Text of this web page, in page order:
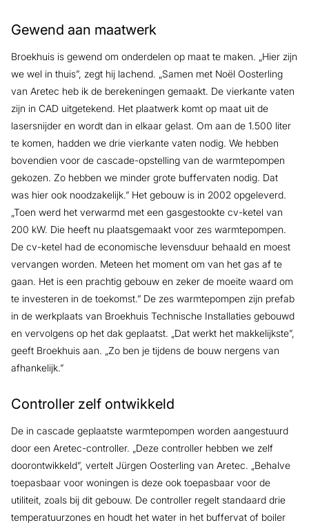
Gewend aan maatwerk
Broekhuis is gewend om onderdelen op maat te maken. „Hier zijn
we wel in thuis”, zegt hij lachend. „Samen met Noël Oosterling
van Aretec heb ik de berekeningen gemaakt. De vierkante vaten
zijn in CAD uitgetekend. Het plaatwerk komt op maat uit de
lasersnijder en wordt dan in elkaar gelast. Om aan de 1.500 liter
te komen, hadden we drie vierkante vaten nodig. We hebben
bovendien voor de cascade-opstelling van de warmtepompen
gekozen. Zo hebben we minder grote buffervaten nodig. Dat
was hier ook noodzakelijk.” Het gebouw is in 2002 opgeleverd.
„Toen werd het verwarmd met een gasgestookte cv-ketel van
200 kW. Die heeft nu plaatsgemaakt voor zes warmtepompen.
De cv-ketel had de economische levensduur behaald en moest
vervangen worden. Meteen het moment om van het gas af te
gaan. Het is een prachtig gebouw en zeker de moeite waard om
te investeren in de toekomst.” De zes warmtepompen zijn prefab
in de werkplaats van Broekhuis Technische Installaties gebouwd
en vervolgens op het dak geplaatst. „Dat werkt het makkelijkste”,
geeft Broekhuis aan. „Zo ben je tijdens de bouw nergens van
afhankelijk.”
Controller zelf ontwikkeld
De in cascade geplaatste warmtepompen worden aangestuurd
door een Aretec-controller. „Deze controller hebben we zelf
doorontwikkeld”, vertelt Jürgen Oosterling van Aretec. „Behalve
toepasbaar voor woningen is deze ook toepasbaar voor de
utiliteit, zoals bij dit gebouw. De controller regelt standaard drie
temperatuurzones en houdt het water in het buffervat of boiler